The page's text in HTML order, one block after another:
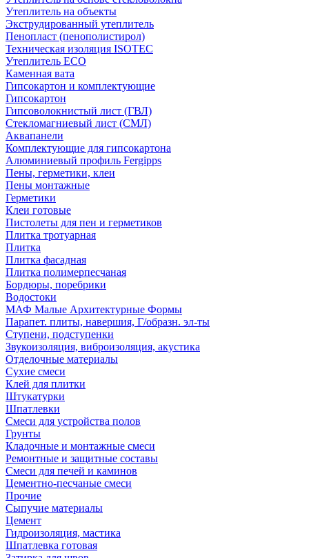
Утеплитель на объекты
Экструдированный утеплитель
Пенопласт (пенополистирол)
Техническая изоляция ISOTEC
Утеплитель ECO
Каменная вата
Гипсокартон и комплектующие
Гипсокартон
Гипсоволокнистый лист (ГВЛ)
Стекломагниевый лист (СМЛ)
Аквапанели
Комплектующие для гипсокартона
Алюминиевый профиль Fergipps
Пены, герметики, клеи
Пены монтажные
Герметики
Клеи готовые
Пистолеты для пен и герметиков
Плитка тротуарная
Плитка
Плитка фасадная
Плитка полимерпесчаная
Бордюры, поребрики
Водостоки
МАФ Малые Архитектурные Формы
Парапет. плиты, навершия, Г/образн. эл-ты
Ступени, подступенки
Звукоизоляция, виброизоляция, акустика
Отделочные материалы
Сухие смеси
Клей для плитки
Штукатурки
Шпатлевки
Смеси для устройства полов
Грунты
Кладочные и монтажные смеси
Ремонтные и защитные составы
Смеси для печей и каминов
Цементно-песчаные смеси
Прочие
Сыпучие материалы
Цемент
Гидроизоляция, мастика
Шпатлевка готовая